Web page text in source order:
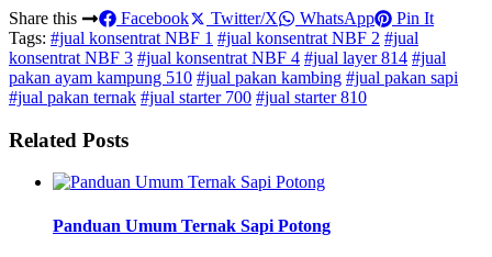
Share this
Facebook Twitter/X WhatsApp
Pin It
Tags: #jual konsentrat NBF 1 #jual konsentrat NBF 2 #jual
konsentrat NBF 3 #jual konsentrat NBF 4 #jual layer 814 #jual
pakan ayam kampung 510 #jual pakan kambing #jual pakan sapi
#jual pakan ternak #jual starter 700 #jual starter 810
Related Posts
Panduan Umum Ternak Sapi Potong